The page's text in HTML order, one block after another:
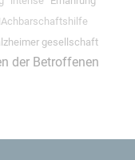
gesellschaft
der Betroffenen